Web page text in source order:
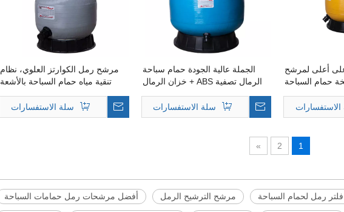
مرشح رمل الكوارتز العلوي، نظام
تنقية مياه حمام السباحة بالأشعة
سلة الاستفسارات
الجملة عالية الجودة حمام سباحة
الرمال تصفية ABS + خزان الرمال
المنافذ لتصفية الرمال حمام السباحة
سلة الاستفسارات
أعلى لمرشح
حمام السباحة
1
2
»
أفضل مرشحات رمل حمامات السباحة مرشح الترشيح الرمل فلتر رمل لحمام السباحة